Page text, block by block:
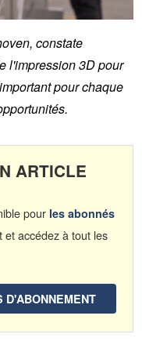
constate
l'impression 3D pour
pour chaque
ARTICLE
pour les abonnés
accédez à tout les
D'ABONNEMENT